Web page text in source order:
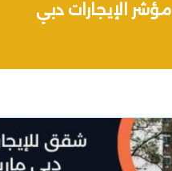
مؤشر الإيجارات دبي